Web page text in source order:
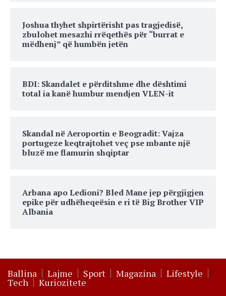
Joshua thyhet shpirtërisht pas tragjedisë,
zbulohet mesazhi rrëqethës për “burrat e
mëdhenj” që humbën jetën
BDI: Skandalet e përditshme dhe dështimi
total ia kanë humbur mendjen VLEN-it
Skandal në Aeroportin e Beogradit: Vajza
portugeze keqtrajtohet veç pse mbante një
bluzë me flamurin shqiptar
Arbana apo Ledioni? Bled Mane jep përgjigjen
epike për udhëheqeësin e ri të Big Brother VIP
Albania
Ballina Lajme Sport Magazina Lifestyle
Tech Kuriozitete